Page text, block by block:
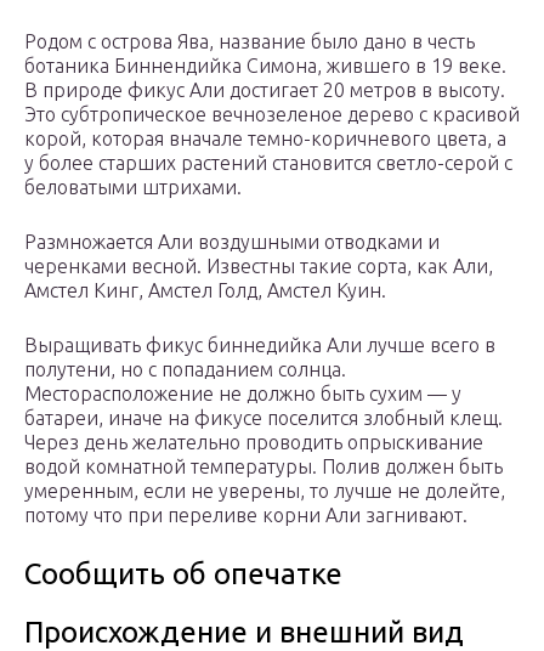
Родом с острова Ява, название было дано в честь
ботаника Биннендийка Симона, жившего в 19 веке.
В природе фикус Али достигает 20 метров в высоту.
Это субтропическое вечнозеленое дерево с красивой
корой, которая вначале темно-коричневого цвета, а
у более старших растений становится светло-серой с
беловатыми штрихами.
Размножается Али воздушными отводками и
черенками весной. Известны такие сорта, как Али,
Амстел Кинг, Амстел Голд, Амстел Куин.
Выращивать фикус биннедийка Али лучше всего в
полутени, но с попаданием солнца.
Месторасположение не должно быть сухим — у
батареи, иначе на фикусе поселится злобный клещ.
Через день желательно проводить опрыскивание
водой комнатной температуры. Полив должен быть
умеренным, если не уверены, то лучше не долейте,
потому что при переливе корни Али загнивают.
Сообщить об опечатке
Происхождение и внешний вид